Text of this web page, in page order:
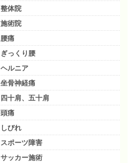
整体院
施術院
腰痛
ぎっくり腰
ヘルニア
坐骨神経痛
四十肩、五十肩
頭痛
しびれ
スポーツ障害
サッカー施術